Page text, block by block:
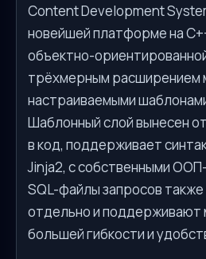
Content Development
новейшей платформе на
объектно-
трёхмерным расширением
настраиваемыми
Шаблонный слой вынесен
в код, поддерживает
Jinja2, с собственными
SQL-файлы запросов
отдельно и поддерживают
большей гибкости и